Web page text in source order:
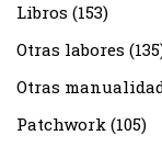
Libros (153)
Otras labores
Otras
Patchwork (105)